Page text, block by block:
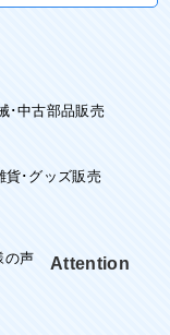
･中古部品販売
貨･グッズ販売
の声 Attention